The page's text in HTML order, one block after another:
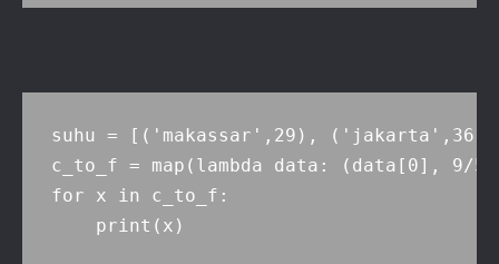
suhu = [('makassar',29),
c_to_f = map(lambda data: (data[0], 9/
for x in c_to_f: